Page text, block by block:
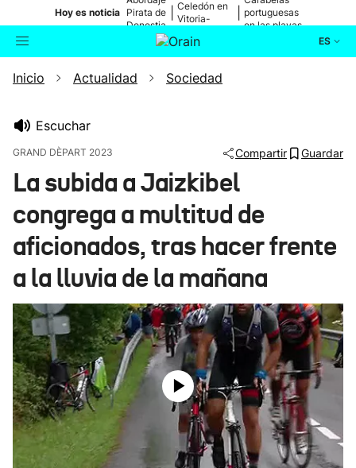
Hoy es noticia Pirata de
Donostia
Celedón en
Vitoria-
portuguesas
en las playas
ES
Buscador Actualidad
Ikusmiran
Eguraldia
Inicio Actualidad Sociedad
Escuchar
GRAND DÈPART 2023 Compartir Guardar
La subida a Jaizkibel
congrega a multitud de
aficionados, tras hacer frente
a la lluvia de la mañana